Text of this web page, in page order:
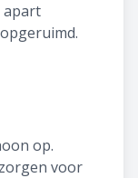
apart
op.
voor